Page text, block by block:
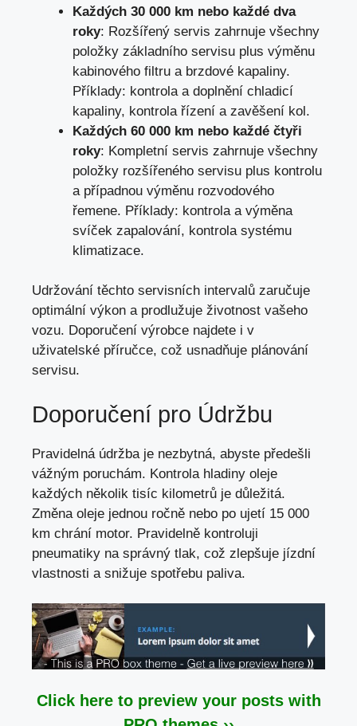
Každých 30 000 km nebo každé dva
roky: Rozšířený servis zahrnuje všechny
položky základního servisu plus výměnu
kabinového filtru a brzdové kapaliny.
Příklady: kontrola a doplnění chladicí
kapaliny, kontrola řízení a zavěšení kol.
Každých 60 000 km nebo každé čtyři
roky: Kompletní servis zahrnuje všechny
položky rozšířeného servisu plus kontrolu
a případnou výměnu rozvodového
řemene. Příklady: kontrola a výměna
svíček zapalování, kontrola systému
klimatizace.
Udržování těchto servisních intervalů zaručuje
optimální výkon a prodlužuje životnost vašeho
vozu. Doporučení výrobce najdete i v
uživatelské příručce, což usnadňuje plánování
servisu.
Doporučení pro Údržbu
Pravidelná údržba je nezbytná, abyste předešli
vážným poruchám. Kontrola hladiny oleje
každých několik tisíc kilometrů je důležitá.
Změna oleje jednou ročně nebo po ujetí 15 000
km chrání motor. Pravidelně kontroluji
pneumatiky na správný tlak, což zlepšuje jízdní
vlastnosti a snižuje spotřebu paliva.
Click here to preview your posts with